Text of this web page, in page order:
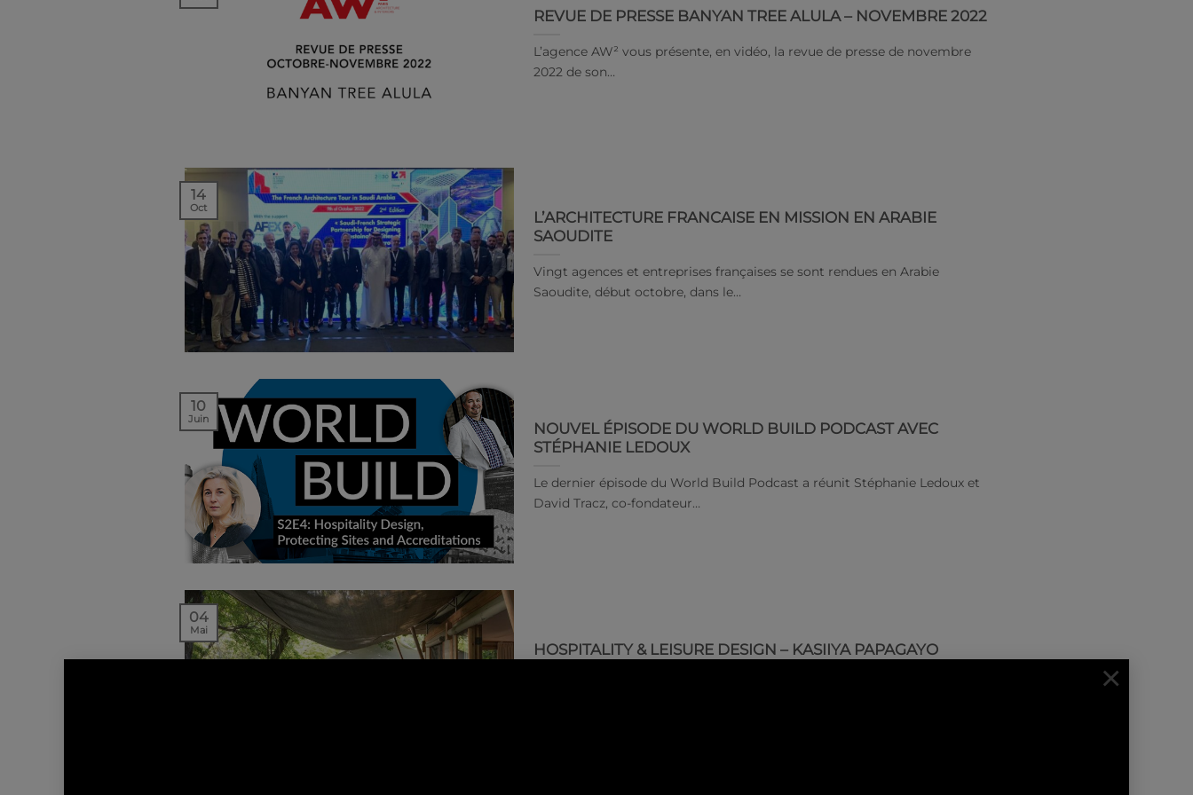
×
REVUE DE PRESSE BANYAN TREE ALULA – NOVEMBRE 2022
L’agence AW² vous présente, en vidéo, la revue de presse de novembre
2022 de son…
L’ARCHITECTURE FRANCAISE EN MISSION EN ARABIE
SAOUDITE
Vingt agences et entreprises françaises se sont rendues en Arabie
Saoudite, début octobre, dans le…
14
Oct
NOUVEL ÉPISODE DU WORLD BUILD PODCAST AVEC
STÉPHANIE LEDOUX
Le dernier épisode du World Build Podcast a réunit Stéphanie Ledoux et
David Tracz, co-fondateur…
10
Juin
HOSPITALITY & LEISURE DESIGN – KASIIYA PAPAGAYO
04
Mai